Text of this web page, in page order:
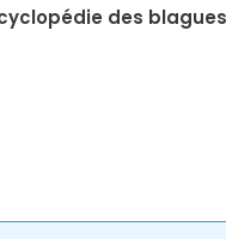
des blagues